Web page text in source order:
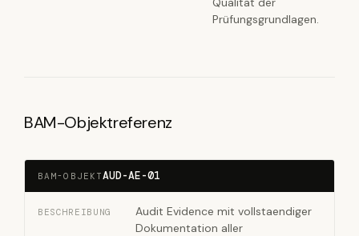
Prüfungsgrundlagen.
BAM-Objektreferenz
BAM-OBJEKTAUD-AE-01
BESCHREIBUNG
Audit Evidence mit vollstaendiger
Dokumentation aller